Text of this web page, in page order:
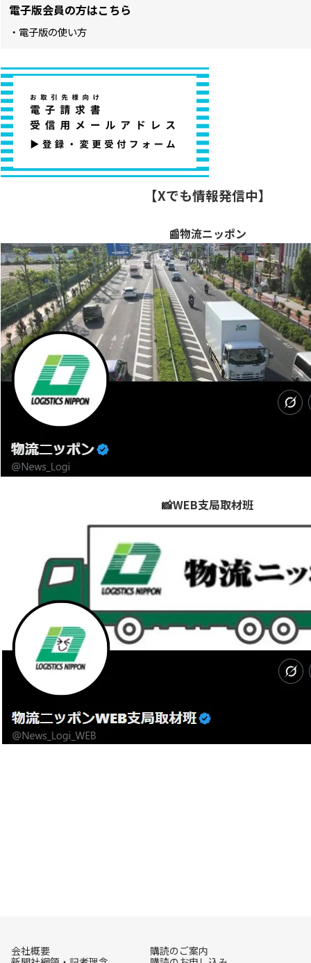
電子版会員の方はこちら
・電子版の使い方
【Xでも情報発信中】
📰物流ニッポン
📸WEB支局取材班
会社概要
購読のご案内